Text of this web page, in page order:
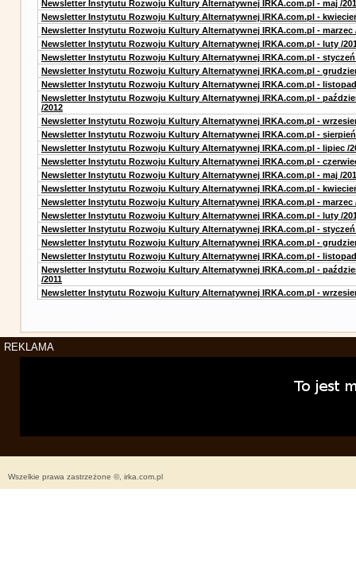
Newsletter Instytutu Rozwoju Kultury Alternatywnej IRKA.com.pl - maj /
Newsletter Instytutu Rozwoju Kultury Alternatywnej IRKA.com.pl -
Newsletter Instytutu Rozwoju Kultury Alternatywnej IRKA.com.pl - marzec
Newsletter Instytutu Rozwoju Kultury Alternatywnej IRKA.com.pl - luty /
Newsletter Instytutu Rozwoju Kultury Alternatywnej IRKA.com.pl - styczeń
Newsletter Instytutu Rozwoju Kultury Alternatywnej IRKA.com.pl -
Newsletter Instytutu Rozwoju Kultury Alternatywnej IRKA.com.pl - listopad
Newsletter Instytutu Rozwoju Kultury Alternatywnej IRKA.com.pl -
/2012
Newsletter Instytutu Rozwoju Kultury Alternatywnej IRKA.com.pl -
Newsletter Instytutu Rozwoju Kultury Alternatywnej IRKA.com.pl - sierpień
Newsletter Instytutu Rozwoju Kultury Alternatywnej IRKA.com.pl - lipiec /
Newsletter Instytutu Rozwoju Kultury Alternatywnej IRKA.com.pl -
Newsletter Instytutu Rozwoju Kultury Alternatywnej IRKA.com.pl - maj /
Newsletter Instytutu Rozwoju Kultury Alternatywnej IRKA.com.pl -
Newsletter Instytutu Rozwoju Kultury Alternatywnej IRKA.com.pl - marzec
Newsletter Instytutu Rozwoju Kultury Alternatywnej IRKA.com.pl - luty /
Newsletter Instytutu Rozwoju Kultury Alternatywnej IRKA.com.pl - styczeń
Newsletter Instytutu Rozwoju Kultury Alternatywnej IRKA.com.pl -
Newsletter Instytutu Rozwoju Kultury Alternatywnej IRKA.com.pl - listopad
Newsletter Instytutu Rozwoju Kultury Alternatywnej IRKA.com.pl -
/2011
Newsletter Instytutu Rozwoju Kultury Alternatywnej IRKA.com.pl -
REKLAMA
Wszelkie prawa zastrzeżone ©, irka.com.pl